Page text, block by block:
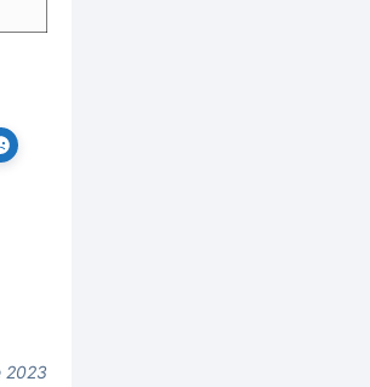
2023